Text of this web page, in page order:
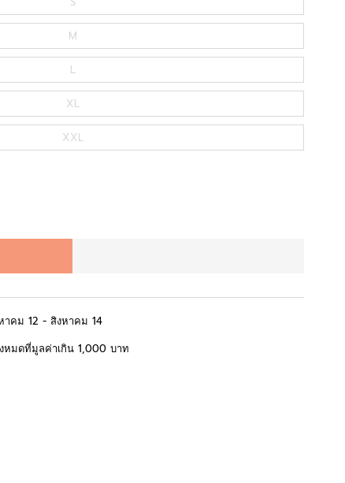
M
L
XL
XXL
าคม 12 - สิงหาคม 14
หมดที่มูลค่าเกิน 1,000 บาท